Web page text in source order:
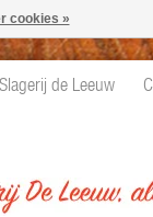
Slagerij de Leeuw
cookies »